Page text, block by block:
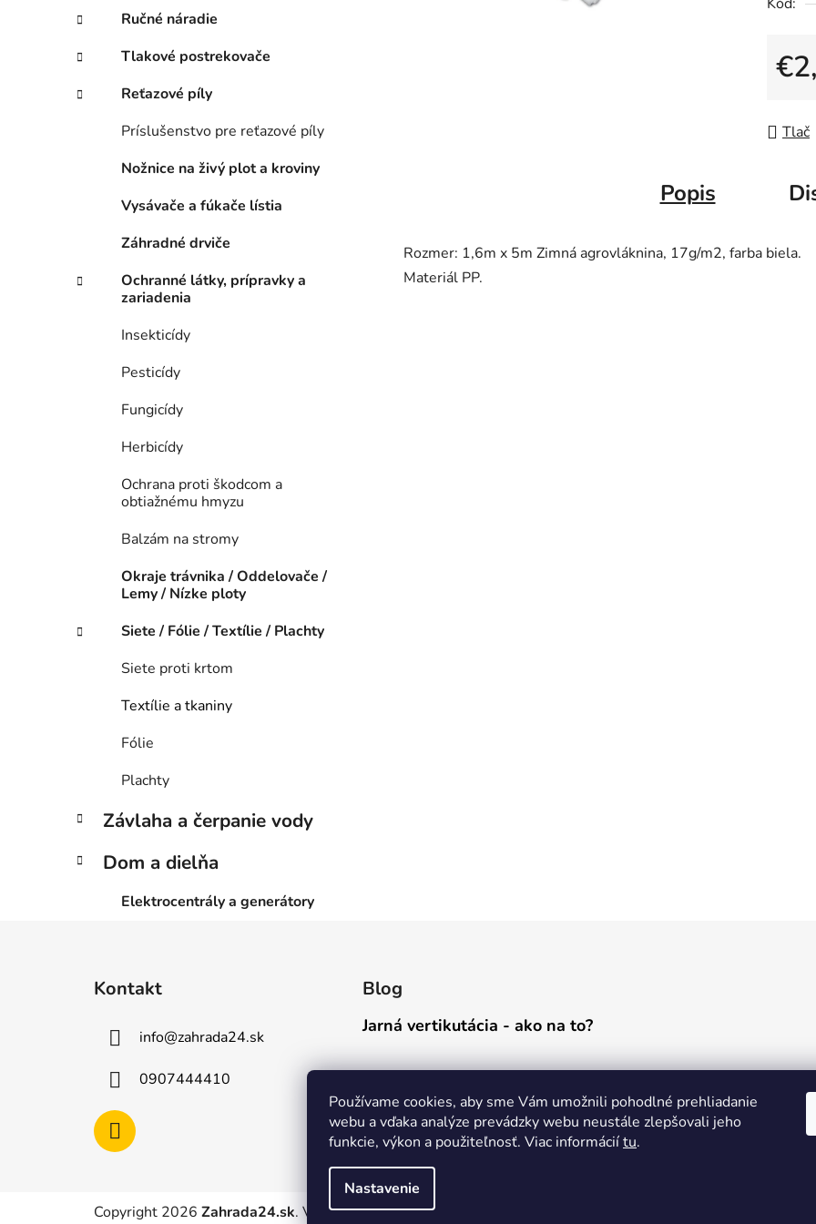
Používame cookies, aby sme Vám umožnili pohodlné prehliadanie
webu a vďaka analýze prevádzky webu neustále zlepšovali jeho
funkcie, výkon a použiteľnosť. Viac informáciítu.
Nastavenie
l
Ručné náradie
Tlakové postrekovače
Reťazové píly
Príslušenstvo pre reťazové píly
Nožnice na živý plot a kroviny
Vysávače a fúkače lístia
Záhradné drviče
Ochranné látky, prípravky a
zariadenia
Insekticídy
Pesticídy
Fungicídy
Herbicídy
Ochrana proti škodcom a
obtiažnému hmyzu
Balzám na stromy
Okraje trávnika / Oddelovače /
Lemy / Nízke ploty
Siete / Fólie / Textílie / Plachty
Siete proti krtom
Textílie a tkaniny
Fólie
Plachty
Závlaha a čerpanie vody
Dom a dielňa
Elektrocentrály a generátory
0,0
Tlač
Popis
Rozmer: 1,6m x 5m Zimná agrovláknina, 17g/m2, farba biela.
Materiál PP.
Kontakt
info@zahrada24.sk
0907444410
Blog
Jarná vertikutácia - ako na to?
Copyright 2026 Zahrada24.sk. Všetky práva vyhradené.